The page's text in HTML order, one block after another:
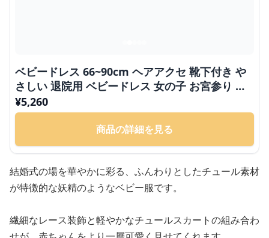
ベビードレス 66~90cm ヘアアクセ 靴下付き や
さしい 退院用 ベビードレス 女の子 お宮参り 百
日祝い 66～90cm
¥5,260
商品の詳細を見る
結婚式の場を華やかに彩る、ふんわりとしたチュール素材
が特徴的な妖精のようなベビー服です。
繊細なレース装飾と軽やかなチュールスカートの組み合わ